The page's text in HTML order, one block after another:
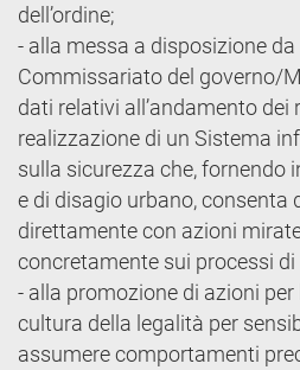
dell’ordine;
- alla messa a disposizione da
Commissariato del governo/
dati relativi all’andamento dei
realizzazione di un Sistema
sulla sicurezza che, fornendo
e di disagio urbano, consenta
direttamente con azioni
concretamente sui processi
- alla promozione di azioni per
cultura della legalità per
assumere comportamenti